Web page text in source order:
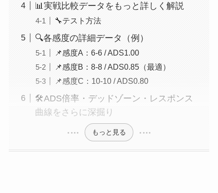
📊実戦比較データをもっと詳しく解説
🔧テスト方法
🔍各感度の詳細データ（例）
📌感度A：6-6 / ADS1.00
📌感度B：8-8 / ADS0.85（最適）
📌感度C：10-10 / ADS0.80
🛠ADS倍率・デッドゾーン・レスポンス
曲線をさらに深掘り
もっと見る